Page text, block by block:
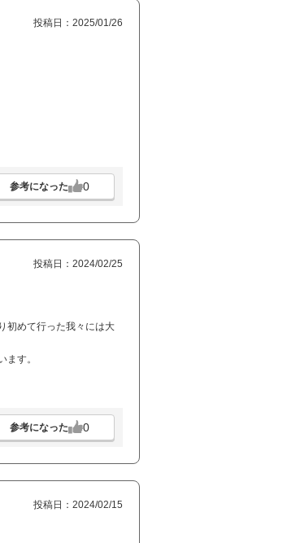
投稿日：2025/01/26
参考になった 0
投稿日：2024/02/25
初めて行った我々には大
す。
参考になった 0
投稿日：2024/02/15